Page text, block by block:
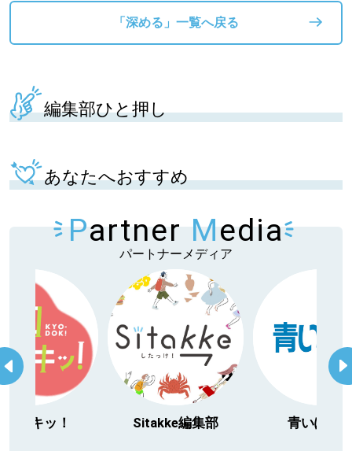
「深める」一覧へ戻る
編集部ひと押し
あなたへおすすめ
Partner Media
パートナーメディア
Sitakke編集部 青いぽすと
「北海道３